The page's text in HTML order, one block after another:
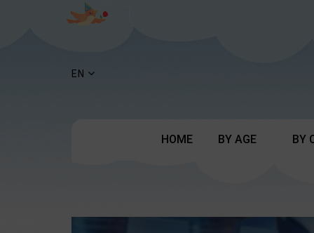
EN
HOME BY AGE BY